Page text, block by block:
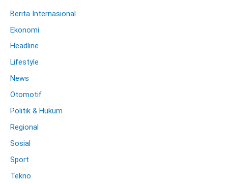
Berita Internasional
Ekonomi
Headline
Lifestyle
News
Otomotif
Politik & Hukum
Regional
Sosial
Sport
Tekno